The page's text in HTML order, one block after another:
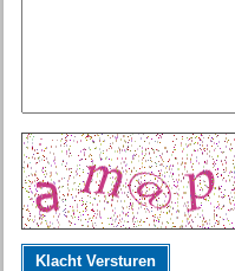
Klacht Versturen